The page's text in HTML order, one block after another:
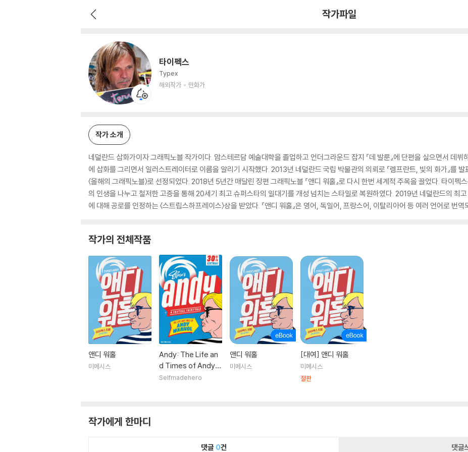
작가파일
타이펙스
Typex
해외작가
만화가
작가 소개
네덜란드 삽화가이자 그래픽노블 작가이다. 암스테르담 예술대학을 졸업하고 언더그라운드 잡지 『데 발룬』에 단편을 실으면서 데
에 삽화를 그리면서 일러스트레이터로 이름을 알리기 시작했다. 2013년 네덜란드 국립 박물관의 의뢰로 『렘프란트, 빛의 화가』를 발
〈올해의 그래픽노블〉로 선정되었다. 2018년 5년간 매달린 장편 그래픽노블 『앤디 워홀』로 다시 한번 세계적 주목을 끌었다. 타이
의 인생을 나누고 철저한 고증을 통해 20세기 최고 슈퍼스타의 일대기를 개성 넘치는 스타일로 복원하였다. 2019년 네덜란드의 최
에 대해 공로를 인정하는 〈스트립스하프레이스〉상을 받았다. 『앤디 워홀』은 영어, 독일어, 프랑스어, 이탈리아어 등 여러 언어로 번역
작가의 전체작품
앤디 워홀
미메시스
Andy: The Life an
d Times of Andy
Warhol
Selfmadehero
앤디 워홀
미메시스
[대여] 앤디 워홀
미메시스
절판
작가에게 한마디
댓글 0건 댓글